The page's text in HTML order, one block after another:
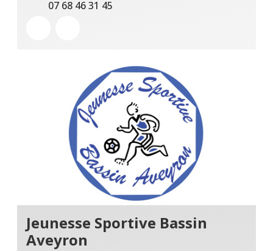
07 68 46 31 45
Jeunesse Sportive Bassin
Aveyron